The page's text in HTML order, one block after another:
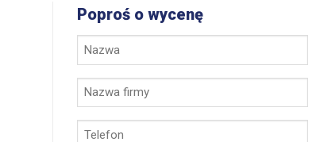
Poproś o wycenę
Imię
i
nazwisko
*
Nazwa
firmy
Telefon